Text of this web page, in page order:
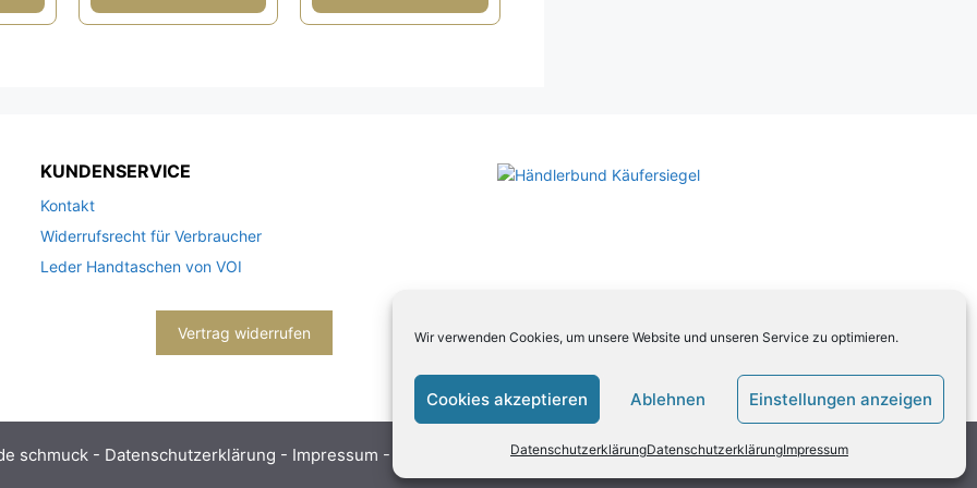
Wir verwenden Cookies, um unsere Website und unseren Service zu optimieren.
Cookies akzeptieren Ablehnen Einstellungen anzeigen
DatenschutzerklärungDatenschutzerklärungImpressum
KUNDENSERVICE
Kontakt
Widerrufsrecht für Verbraucher
Leder Handtaschen von VOI
Vertrag widerrufen
schmuck - Datenschutzerklärung - Impressum - Bitte beachten Sie unsereAGB